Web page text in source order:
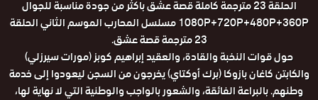
الحلقة 23 مترجمة كاملة قصة عشق باكثر من جودة مناسبة للجوال
1080P+720P+480P+360P مسلسل المحارب الموسم الثاني الحلقة
23 مترجمة قصة عشق.
حول قوات النخبة والقادة، والعقيد إبراهيم كوبز (مورات سيرزلي)
والكابتن كاغان بازوكا (برك أوكتاي) يخرجون من السجن ليعودوا إلى خدمة
وطنهم. بالبراعة الفائقة، والشعور بالواجب والوطنية التي لا نهاية لها،